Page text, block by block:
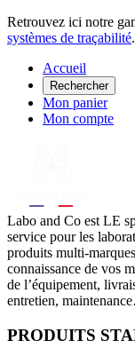
Retrouvez ici notre
systèmes de traçabilité.
Accueil
Rechercher
Mon panier
Mon compte
Labo and Co est LE
service pour les
produits multi-
connaissance de vos
de l’équipement,
entretien,
PRODUITS